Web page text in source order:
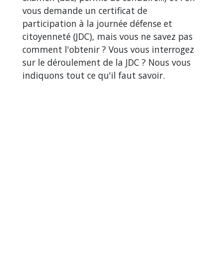
vous demande un certificat de
participation à la journée défense et
citoyenneté (JDC), mais vous ne savez pas
comment l'obtenir ? Vous vous interrogez
sur le déroulement de la JDC ? Nous vous
indiquons tout ce qu'il faut savoir.